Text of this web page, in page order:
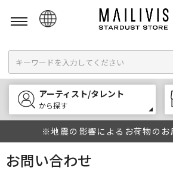
English
한국어
中文
アーティスト/タレント
から探す
※地震の影響によるお荷物のお
お問い合わせ